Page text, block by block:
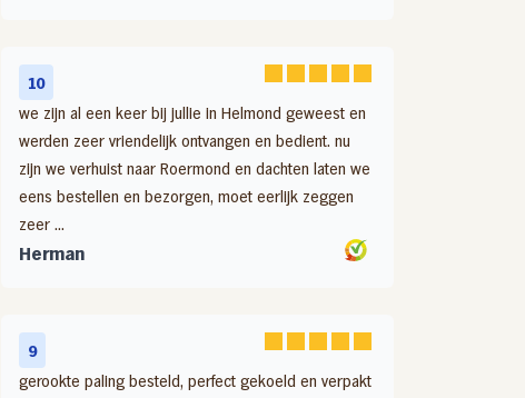
10
we zijn al een keer bij jullie in Helmond geweest en
werden zeer vriendelijk ontvangen en bedient. nu
zijn we verhuist naar Roermond en dachten laten we
eens bestellen en bezorgen, moet eerlijk zeggen
zeer ...
Herman
9
gerookte paling besteld, perfect gekoeld en verpakt